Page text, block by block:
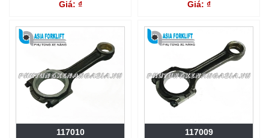
Giá: ₫ Giá: ₫
117010 117009